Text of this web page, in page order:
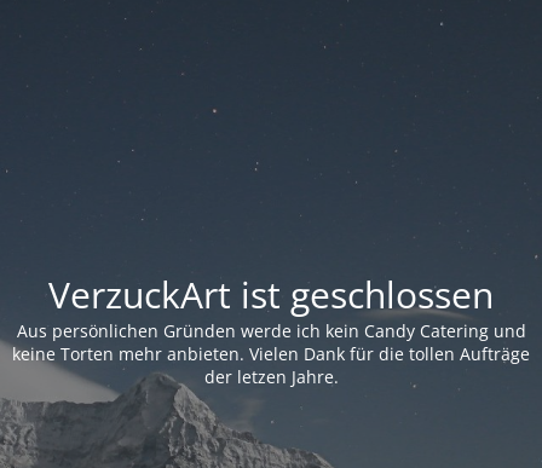
VerzuckArt ist geschlossen
Aus persönlichen Gründen werde ich kein Candy Catering und
keine Torten mehr anbieten. Vielen Dank für die tollen Aufträge
der letzen Jahre.